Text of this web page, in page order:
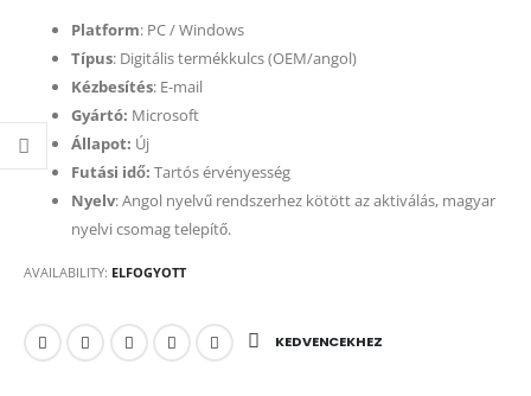
Platform: PC / Windows
Típus: Digitális termékkulcs (OEM/angol)
Kézbesítés: E-mail
Gyártó: Microsoft
Állapot: Új
Futási idő: Tartós érvényesség
Nyelv: Angol nyelvű rendszerhez kötött az aktiválás, magyar
nyelvi csomag telepítő.
AVAILABILITY: ELFOGYOTT
KEDVENCEKHEZ